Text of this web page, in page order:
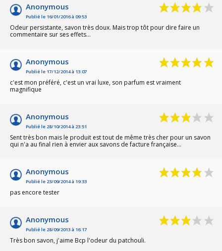
Anonymous
Publié le 16/01/2016 à 09:53
Odeur persistante, savon très doux. Mais trop tôt pour dire faire un
commentaire sur ses effets...
Anonymous
Publié le 17/12/2014 à 13:07
c'est mon préféré, c'est un vrai luxe, son parfum est vraiment
magnifique
Anonymous
Publié le 28/10/2014 à 23:51
Sent très bon mais le produit est tout de même très cher pour un savon
qui n'a au final rien à envier aux savons de facture française...
Anonymous
Publié le 23/09/2014 à 19:33
pas encore tester
Anonymous
Publié le 28/09/2013 à 16:17
Très bon savon, j'aime Bcp l'odeur du patchouli.